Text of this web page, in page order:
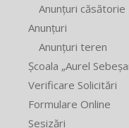
Anunțuri căsătorie
Anunțuri
Anunțuri teren
Școala „Aurel
Verificare Solicitări
Formulare Online
Sesizări